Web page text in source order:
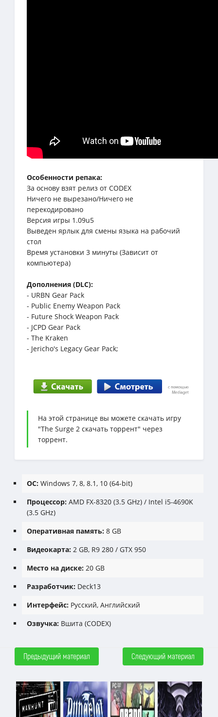
Особенности репака:
За основу взят релиз от CODEX
Ничего не вырезано/Ничего не
перекодировано
Версия игры 1.09u5
Выведен ярлык для смены языка на рабочий
стол
Время установки 3 минуты (Зависит от
компьютера)
Дополнения (DLC):
- URBN Gear Pack
- Public Enemy Weapon Pack
- Future Shock Weapon Pack
- JCPD Gear Pack
- The Kraken
- Jericho's Legacy Gear Pack;
На этой странице вы можете скачать игру
"The Surge 2 скачать торрент" через
торрент.
ОС: Windows 7, 8, 8.1, 10 (64-bit)
Процессор: AMD FX-8320 (3.5 GHz) / Intel i5-4690K
(3.5 GHz)
Оперативная память: 8 GB
Видеокарта: 2 GB, R9 280 / GTX 950
Место на диске: 20 GB
Разработчик: Deck13
Интерфейс: Русский, Английский
Озвучка: Вшита (CODEX)
Предыдущий материал Следующий материал